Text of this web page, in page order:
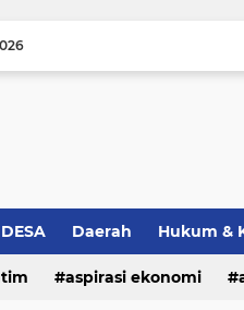
DESA Daerah Hukum &
aspirasi ekonomi